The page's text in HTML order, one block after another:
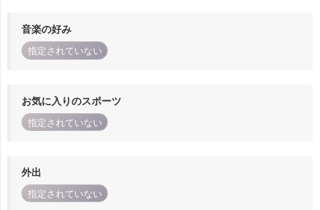
音楽の好み
指定されていない
お気に入りのスポーツ
指定されていない
外出
指定されていない